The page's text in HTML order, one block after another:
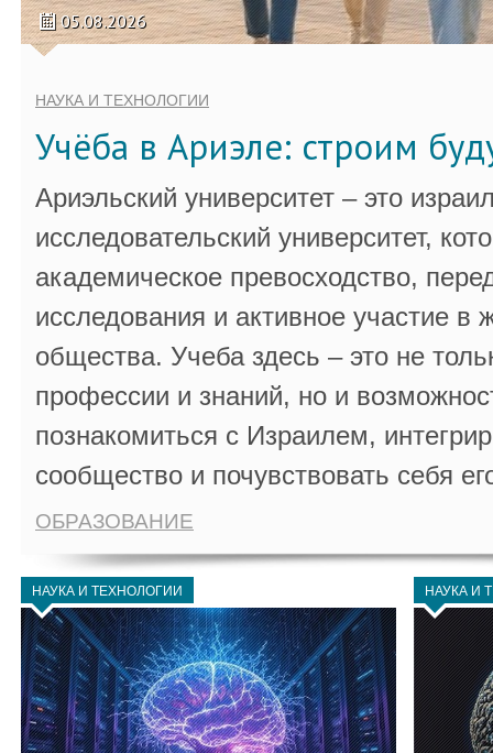
05.08.2026
НАУКА И ТЕХНОЛОГИИ
Учёба в Ариэле: строим
Ариэльский университет – это
исследовательский университет,
академическое превосходство,
исследования и активное участие в
общества. Учеба здесь – это не
профессии и знаний, но и
познакомиться с Израилем,
сообщество и почувствовать себя
ОБРАЗОВАНИЕ
НАУКА И ТЕХНОЛОГИИ НАУКА И